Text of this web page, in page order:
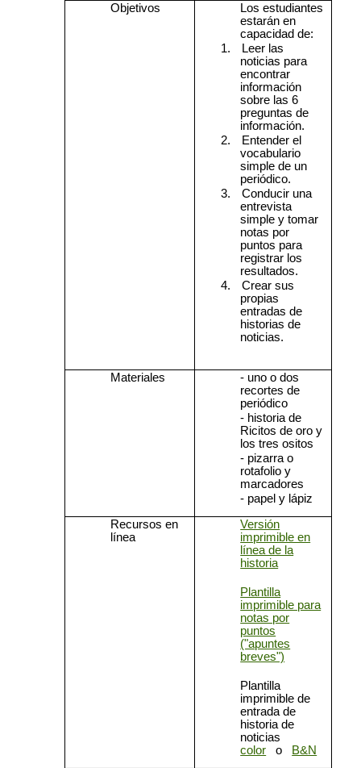
Objetivos
Los estudiantes
estarán en
capacidad de:
1.
Leer las
noticias para
encontrar
información
sobre las 6
preguntas de
información.
2.
Entender el
vocabulario
simple de un
periódico.
3.
Conducir una
entrevista
simple y tomar
notas por
puntos para
registrar los
resultados.
4.
Crear sus
propias
entradas de
historias de
noticias.
Materiales
- uno o dos
recortes de
periódico
- historia de
Ricitos de oro y
los tres ositos
- pizarra o
rotafolio y
marcadores
- papel y lápiz
Recursos en
línea
Versión
imprimible en
línea de la
historia
Plantilla
imprimible para
notas por
puntos
("apuntes
breves")
Plantilla
imprimible de
entrada de
historia de
noticias
color
o
B&N